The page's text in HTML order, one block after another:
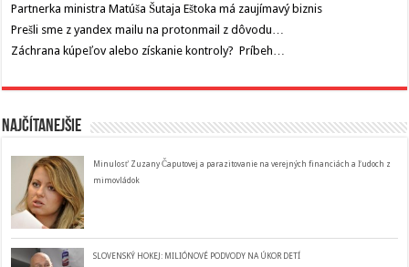
Partnerka ministra Matúša Šutaja Eštoka má zaujímavý biznis
Prešli sme z yandex mailu na protonmail z dôvodu…
Záchrana kúpeľov alebo získanie kontroly? Príbeh…
Najčítanejšie
Minulosť Zuzany Čaputovej a parazitovanie na verejných financiách a ľudoch z
mimovládok
SLOVENSKÝ HOKEJ: MILIÓNOVÉ PODVODY NA ÚKOR DETÍ